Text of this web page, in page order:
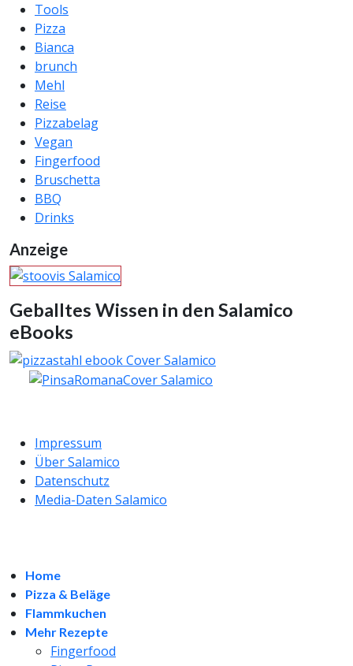
Tools
Pizza
Bianca
brunch
Mehl
Reise
Pizzabelag
Vegan
Fingerfood
Bruschetta
BBQ
Drinks
Anzeige
Geballtes Wissen in den Salamico
eBooks
Impressum
Über Salamico
Datenschutz
Media-Daten Salamico
Home
Pizza & Beläge
Flammkuchen
Mehr Rezepte
Fingerfood